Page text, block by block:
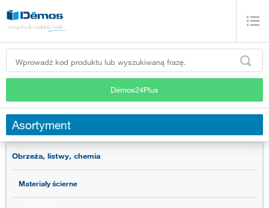
Démos24Plus
Asortyment
Obrzeża, listwy, chemia
Materiały ścierne